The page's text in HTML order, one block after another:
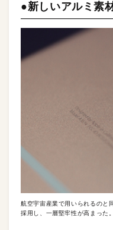
●新しいアルミ素
航空宇宙産業で用いられるのと
採用し、一層堅牢性が高まった。